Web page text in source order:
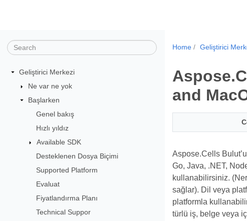
Geliştirici Merkezi
Ne var ne yok
Başlarken
Genel bakış
Hızlı yıldız
Available SDK
Desteklenen Dosya Biçimi
Supported Platform
Evaluat
Fiyatlandırma Planı
Technical Suppor
Home Geliştirici
and
Aspose.Cells
Go, Java, .NET,
kullanabilirsiniz.
sağlar). Dil veya
platformla
türlü iş, belge veya